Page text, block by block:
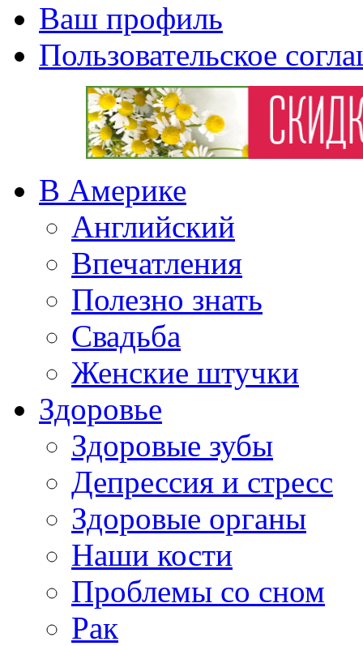
Ваш профиль
Пользовательское
В Америке
Английский
Впечатления
Полезно знать
Свадьба
Женские штучки
Здоровье
Здоровые зубы
Депрессия и стресс
Здоровые органы
Наши кости
Проблемы со сном
Рак